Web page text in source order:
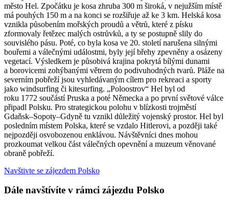
město Hel. Zpočátku je kosa zhruba 300 m široká, v nejužším místě
má pouhých 150 m a na konci se rozšiřuje až ke 3 km. Helská kosa
vznikla působením mořských proudů a větrů, které z písku
zformovaly řetězec malých ostrůvků, a ty se postupně slily do
souvislého pásu. Poté, co byla kosa ve 20. století narušena silnými
bouřemi a válečnými událostmi, byly její břehy zpevněny a osázeny
vegetací. Výsledkem je působivá krajina pokrytá bílými dunami
a borovicemi zohýbanými větrem do podivuhodných tvarů. Pláže na
severním pobřeží jsou vyhledávaným cílem pro rekreaci a sporty
jako windsurfing či kitesurfing. „Poloostrov“ Hel byl od
roku 1772 součástí Pruska a poté Německa a po první světové válce
připadl Polsku. Pro strategickou polohu v blízkosti trojměstí
Gdaňsk–Sopoty–Gdyně tu vznikl důležitý vojenský prostor. Hel byl
posledním místem Polska, které se vzdalo Hitlerovi, a později také
nejpozději osvobozenou enklávou. Návštěvníci dnes mohou
prozkoumat velkou část válečných opevnění a muzeum věnované
obraně pobřeží.
Navštivte se zájezdem Polsko
Dále navštívíte v rámci zájezdu Polsko